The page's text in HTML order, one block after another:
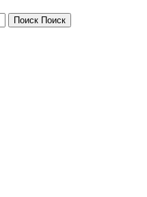
Поиск Поиск